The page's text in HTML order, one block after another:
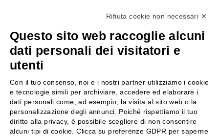
SERVE AIUTO?
0522304744
+39 3346440838
servizioclienti@rossiprofumi.it
SEGUICI SU
SERVIZIO CLIENTI
Resi e rimborsi
ROSSI PROFUMI
Chi siamo
Rifiuta cookie non necessari ✕
Questo sito web raccoglie alcuni
dati personali dei visitatori e
utenti
Con il tuo consenso, noi e i nostri partner utilizziamo i cookie
e tecnologie simili per archiviare, accedere ed elaborare i
dati personali come, ad esempio, la visita al sito web o la
personalizzazione degli annunci. Poiché rispettiamo il tuo
diritto alla privacy, è possibile scegliere di non consentire
alcuni tipi di cookie. Clicca su preferenze GDPR per saperne